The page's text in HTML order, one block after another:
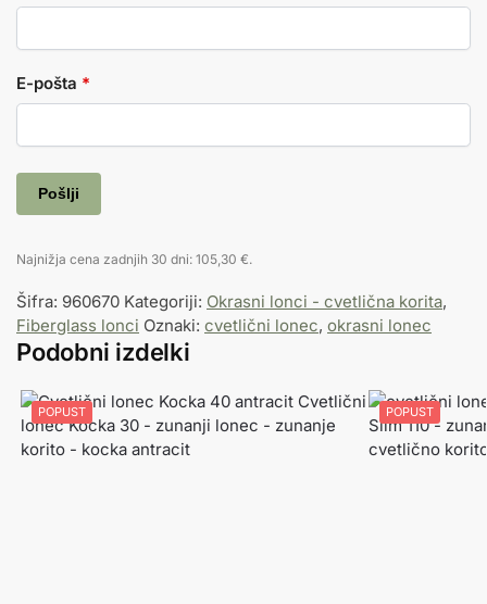
E-pošta *
Najnižja cena zadnjih 30 dni: 105,30 €.
Šifra: 960670 Kategoriji: Okrasni lonci - cvetlična korita,
Fiberglass lonci Oznaki: cvetlični lonec, okrasni lonec
Podobni izdelki
POPUST POPUST